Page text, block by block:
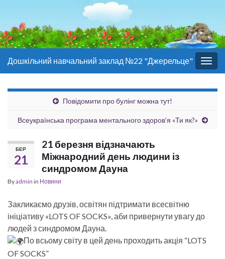
Дошкільний навчальний заклад №22 "Джерельце"
Повідомити про булінг можна тут!
Всеукраїнська програма ментального здоров’я «Ти як?»
БЕР
21
21 березня відзначають
Міжнародний день людини із
синдромом Дауна
Byadmin in Новини
Закликаємо друзів, освітян підтримати всесвітню
ініціативу «LOTS OF SOCKS», аби привернути увагу до
людей з синдромом Дауна.
По всьому світу в цей день проходить акція “LOTS
OF SOCKS”